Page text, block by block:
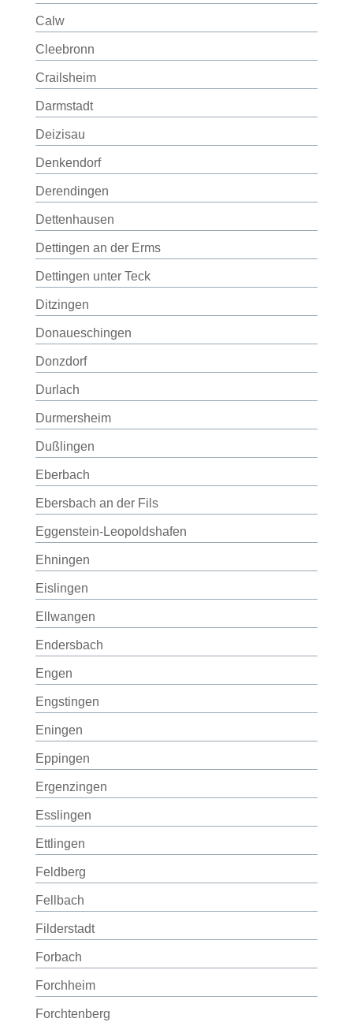
Calw
Cleebronn
Crailsheim
Darmstadt
Deizisau
Denkendorf
Derendingen
Dettenhausen
Dettingen an der Erms
Dettingen unter Teck
Ditzingen
Donaueschingen
Donzdorf
Durlach
Durmersheim
Dußlingen
Eberbach
Ebersbach an der Fils
Eggenstein-Leopoldshafen
Ehningen
Eislingen
Ellwangen
Endersbach
Engen
Engstingen
Eningen
Eppingen
Ergenzingen
Esslingen
Ettlingen
Feldberg
Fellbach
Filderstadt
Forbach
Forchheim
Forchtenberg